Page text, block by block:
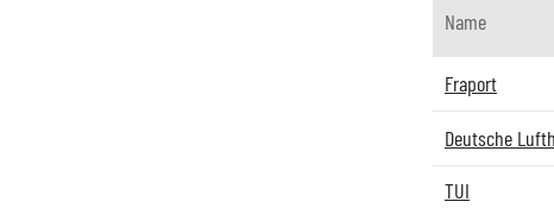
Name
Fraport
Deutsche
TUI